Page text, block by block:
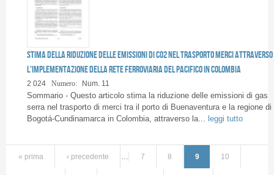
Stima della riduzione delle emissioni di CO2 nel trasporto merci attraverso
l'implementazione della Rete ferroviaria del Pacifico in Colombia
2 024 Numero: Num. 11
Sommario - Questo articolo stima la riduzione delle emissioni di gas
serra nel trasporto di merci tra il porto di Buenaventura e la regione di
Bogotá-Cundinamarca in Colombia, attraverso la... leggi tutto
« prima ‹ precedente 7 8 9 10